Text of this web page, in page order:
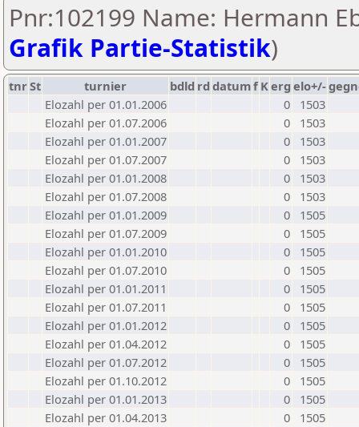
Pnr:102199 Name: Hermann
Grafik Partie-Statistik)
tnrSt turnier bdld rd datumf Kerg elo+/-
Elozahl per 01.01.2006
0
1503
Elozahl per 01.07.2006
0
1503
Elozahl per 01.01.2007
0
1503
Elozahl per 01.07.2007
0
1503
Elozahl per 01.01.2008
0
1503
Elozahl per 01.07.2008
0
1503
Elozahl per 01.01.2009
0
1505
Elozahl per 01.07.2009
0
1505
Elozahl per 01.01.2010
0
1505
Elozahl per 01.07.2010
0
1505
Elozahl per 01.01.2011
0
1505
Elozahl per 01.07.2011
0
1505
Elozahl per 01.01.2012
0
1505
Elozahl per 01.04.2012
0
1505
Elozahl per 01.07.2012
0
1505
Elozahl per 01.10.2012
0
1505
Elozahl per 01.01.2013
0
1505
Elozahl per 01.04.2013
0
1505